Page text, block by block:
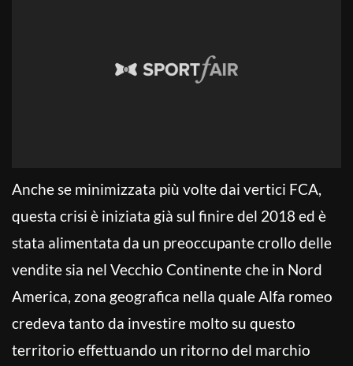
Anche se minimizzata più volte dai vertici FCA,
questa crisi è iniziata già sul finire del 2018 ed è
stata alimentata da un preoccupante crollo delle
vendite sia nel Vecchio Continente che in Nord
America, zona geografica nella quale Alfa romeo
credeva tanto da investire molto su questo
territorio effettuando un ritorno del marchio